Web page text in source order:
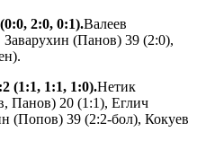
2:0, 0:1).Валеев
(Панов) 39 (2:0),
(1:1, 1:1, 1:0).Нетик
Панов) 20 (1:1), Еглич
(Попов) 39 (2:2-бол), Кокуев